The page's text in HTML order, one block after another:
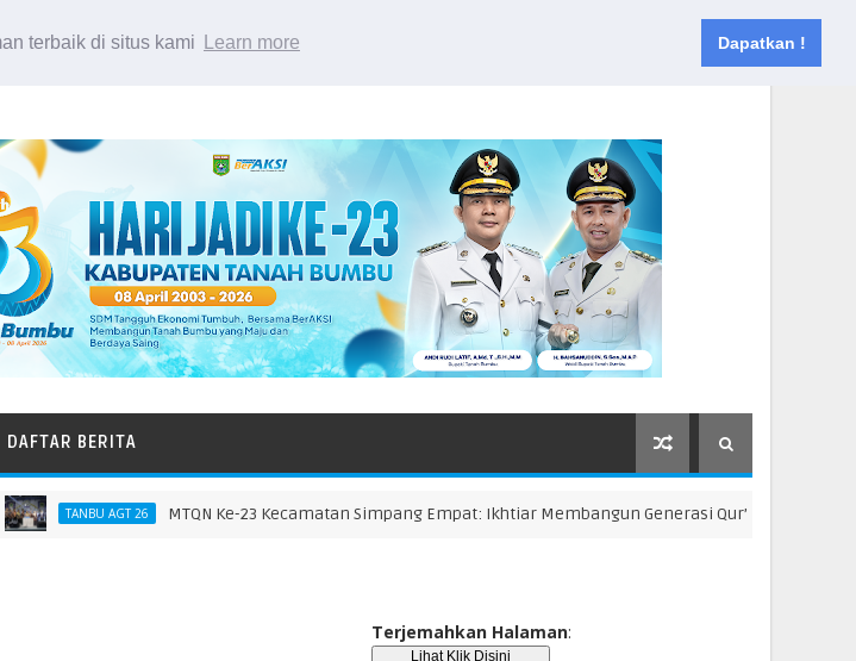
terbaik di situs kami Learn more Dapatkan !
Kontak
DAFTAR BERITA
TANBU AGT 26 MTQN Ke-23 Kecamatan Simpang Empat: Ikhtiar Membangun Generasi Qur’ani
Terjemahkan Halaman: